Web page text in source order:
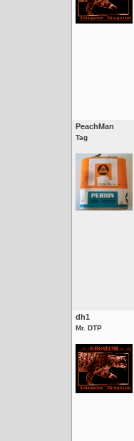
PeachMan
Tag
dh1
Mr. DTP